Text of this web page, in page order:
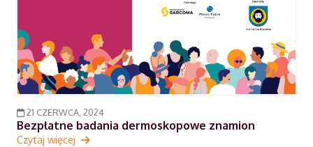
21 CZERWCA, 2024
Bezpłatne badania dermoskopowe znamion
Czytaj więcej